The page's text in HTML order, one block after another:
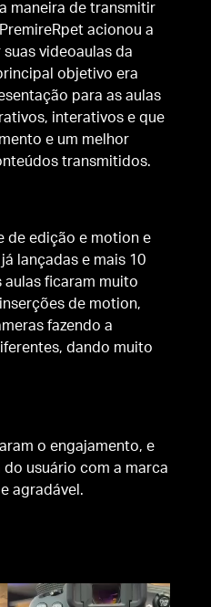
maneira de transmitir
acionou a
videoaulas da
objetivo era
para as aulas
interativos e que
e um melhor
transmitidos.
de edição e motion e
lançadas e mais 10
aulas ficaram muito
de motion,
fazendo a
dando muito
o engajamento, e
usuário com a marca
agradável.